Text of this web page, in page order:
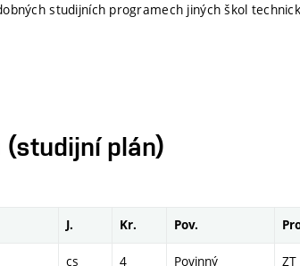
studijních programech jiných škol
(studijní plán)
J. Kr. Pov.
cs 4 Povinný ZT